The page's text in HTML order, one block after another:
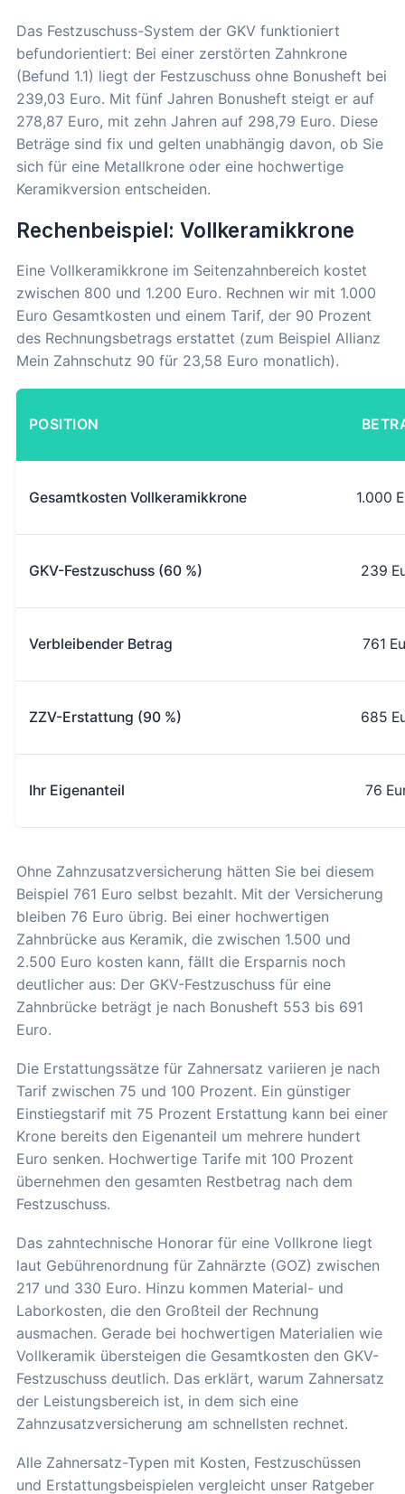
Das Festzuschuss-System der GKV funktioniert
befundorientiert: Bei einer zerstörten Zahnkrone
(Befund 1.1) liegt der Festzuschuss ohne Bonusheft bei
239,03 Euro. Mit fünf Jahren Bonusheft steigt er auf
278,87 Euro, mit zehn Jahren auf 298,79 Euro. Diese
Beträge sind fix und gelten unabhängig davon, ob Sie
sich für eine Metallkrone oder eine hochwertige
Keramikversion entscheiden.
Rechenbeispiel: Vollkeramikkrone
Eine Vollkeramikkrone im Seitenzahnbereich kostet
zwischen 800 und 1.200 Euro. Rechnen wir mit 1.000
Euro Gesamtkosten und einem Tarif, der 90 Prozent
des Rechnungsbetrags erstattet (zum Beispiel Allianz
Mein Zahnschutz 90 für 23,58 Euro monatlich).
POSITION
Gesamtkosten Vollkeramikkrone 1.000
GKV-Festzuschuss (60 %) 239
Verbleibender Betrag 761
ZZV-Erstattung (90 %) 685
Ihr Eigenanteil 76
Ohne Zahnzusatzversicherung hätten Sie bei diesem
Beispiel 761 Euro selbst bezahlt. Mit der Versicherung
bleiben 76 Euro übrig. Bei einer hochwertigen
Zahnbrücke aus Keramik, die zwischen 1.500 und
2.500 Euro kosten kann, fällt die Ersparnis noch
deutlicher aus: Der GKV-Festzuschuss für eine
Zahnbrücke beträgt je nach Bonusheft 553 bis 691
Euro.
Die Erstattungssätze für Zahnersatz variieren je nach
Tarif zwischen 75 und 100 Prozent. Ein günstiger
Einstiegstarif mit 75 Prozent Erstattung kann bei einer
Krone bereits den Eigenanteil um mehrere hundert
Euro senken. Hochwertige Tarife mit 100 Prozent
übernehmen den gesamten Restbetrag nach dem
Festzuschuss.
Das zahntechnische Honorar für eine Vollkrone liegt
laut Gebührenordnung für Zahnärzte (GOZ) zwischen
217 und 330 Euro. Hinzu kommen Material- und
Laborkosten, die den Großteil der Rechnung
ausmachen. Gerade bei hochwertigen Materialien wie
Vollkeramik übersteigen die Gesamtkosten den GKV-
Festzuschuss deutlich. Das erklärt, warum Zahnersatz
der Leistungsbereich ist, in dem sich eine
Zahnzusatzversicherung am schnellsten rechnet.
Alle Zahnersatz-Typen mit Kosten, Festzuschüssen
und Erstattungsbeispielen vergleicht unser Ratgeber